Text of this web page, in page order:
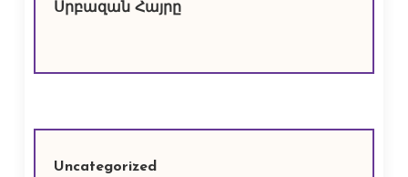
Սրբազան Հայրը
Uncategorized